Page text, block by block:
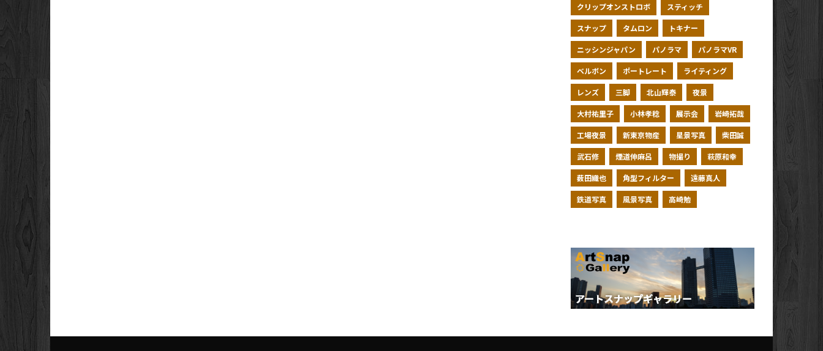
クリップオンストロボ スティッチ
スナップ タムロン トキナー
ニッシンジャパン パノラマ パノラマVR
ベルボン ポートレート ライティング
レンズ 三脚 北山輝泰 夜景
大村祐里子 小林孝稔 展示会 岩崎拓哉
工場夜景 新東京物産 星景写真 柴田誠
武石修 煙道伸麻呂 物撮り 萩原和幸
薮田織也 角型フィルター 遠藤真人
鉄道写真 風景写真 高崎勉